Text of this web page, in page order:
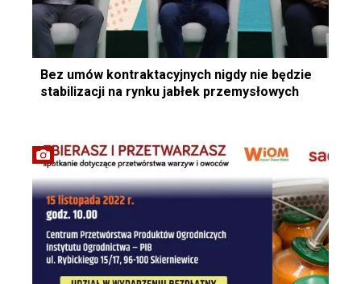
Bez umów kontraktacyjnych nigdy nie będzie
stabilizacji na rynku jabłek przemysłowych